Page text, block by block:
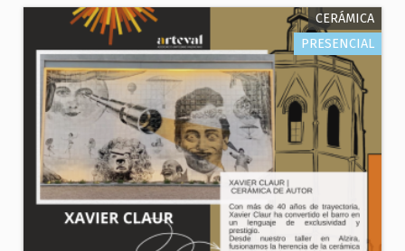
CERÁMICA
PRESENCIAL